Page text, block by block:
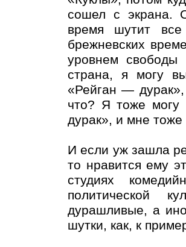
сошел с экрана.
время шутит
брежневских
уровнем свободы
страна, я могу
«Рейган —
что? Я тоже могу
дурак», и мне тоже
И если уж зашла
то нравится ему
студиях
политической
дурашливые, а
шутки, как, к